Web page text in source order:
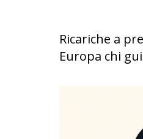
Ricariche a
Europa chi